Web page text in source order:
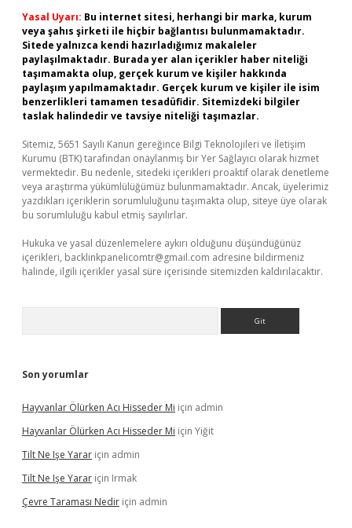
Yasal Uyarı: Bu internet sitesi, herhangi bir marka, kurum
veya şahıs şirketi ile hiçbir bağlantısı bulunmamaktadır.
Sitede yalnızca kendi hazırladığımız makaleler
paylaşılmaktadır. Burada yer alan içerikler haber niteliği
taşımamakta olup, gerçek kurum ve kişiler hakkında
paylaşım yapılmamaktadır. Gerçek kurum ve kişiler ile isim
benzerlikleri tamamen tesadüfidir. Sitemizdeki bilgiler
taslak halindedir ve tavsiye niteliği taşımazlar.
Sitemiz, 5651 Sayılı Kanun gereğince Bilgi Teknolojileri ve İletişim
Kurumu (BTK) tarafından onaylanmış bir Yer Sağlayıcı olarak hizmet
vermektedir. Bu nedenle, sitedeki içerikleri proaktif olarak denetleme
veya araştırma yükümlülüğümüz bulunmamaktadır. Ancak, üyelerimiz
yazdıkları içeriklerin sorumluluğunu taşımakta olup, siteye üye olarak
bu sorumluluğu kabul etmiş sayılırlar.
Hukuka ve yasal düzenlemelere aykırı olduğunu düşündüğünüz
içerikleri, backlinkpanelicomtr@gmail.com adresine bildirmeniz
halinde, ilgili içerikler yasal süre içerisinde sitemizden kaldırılacaktır.
Son yorumlar
Hayvanlar Ölürken Acı Hisseder Mi için admin
Hayvanlar Ölürken Acı Hisseder Mi için Yiğit
Tilt Ne Işe Yarar için admin
Tilt Ne Işe Yarar için Irmak
Çevre Taraması Nedir için admin